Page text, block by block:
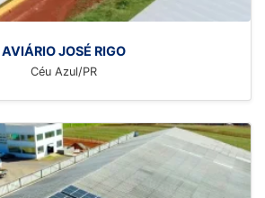
AVIÁRIO JOSÉ RIGO
Céu Azul/PR